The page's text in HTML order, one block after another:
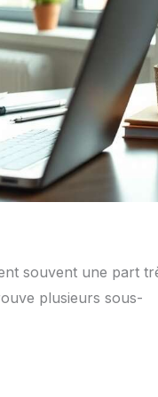
souvent une part
plusieurs sous-